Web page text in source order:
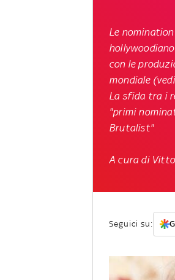
Le
con le
mondiale
La sfida tra i
"primi
Brutalist"
A cura di
Seguici su: